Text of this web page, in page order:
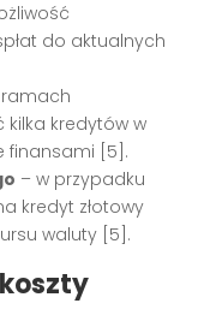
do aktualnych
ramach
kredytów w
finansami [5].
– w przypadku
kredyt złotowy
waluty [5].